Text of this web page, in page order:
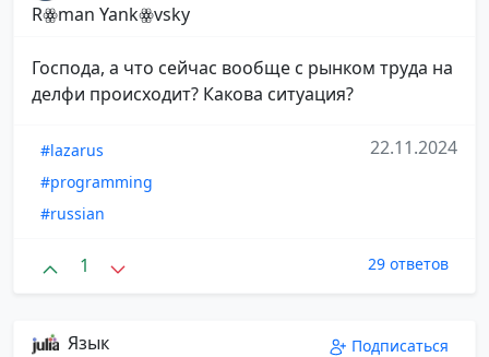
Rꙮman Yankꙮvsky
Господа, а что сейчас вообще с рынком труда на
делфи происходит? Какова ситуация?
#lazarus
#programming
#russian
22.11.2024
1 29 ответов
Язык
Подписаться